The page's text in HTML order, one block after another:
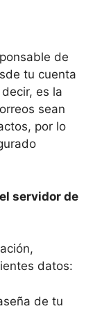
de
tu cuenta
es la
sean
por lo
servidor de
datos:
de tu